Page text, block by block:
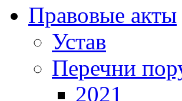
Правовые акты
Устав
Перечни
2021